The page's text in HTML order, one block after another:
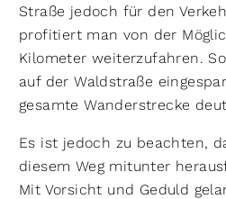
Straße jedoch für den
profitiert man von der
Kilometer weiterzufahren.
auf der Waldstraße
gesamte Wanderstrecke
Es ist jedoch zu beachten,
diesem Weg mitunter
Mit Vorsicht und Geduld